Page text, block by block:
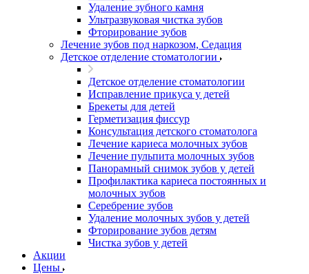
Удаление зубного камня
Ультразвуковая чистка зубов
Фторирование зубов
Лечение зубов под наркозом, Седация
Детское отделение стоматологии
Детское отделение стоматологии
Исправление прикуса у детей
Брекеты для детей
Герметизация фиссур
Консультация детского стоматолога
Лечение кариеса молочных зубов
Лечение пульпита молочных зубов
Панорамный снимок зубов у детей
Профилактика кариеса постоянных и
молочных зубов
Серебрение зубов
Удаление молочных зубов у детей
Фторирование зубов детям
Чистка зубов у детей
Акции
Цены